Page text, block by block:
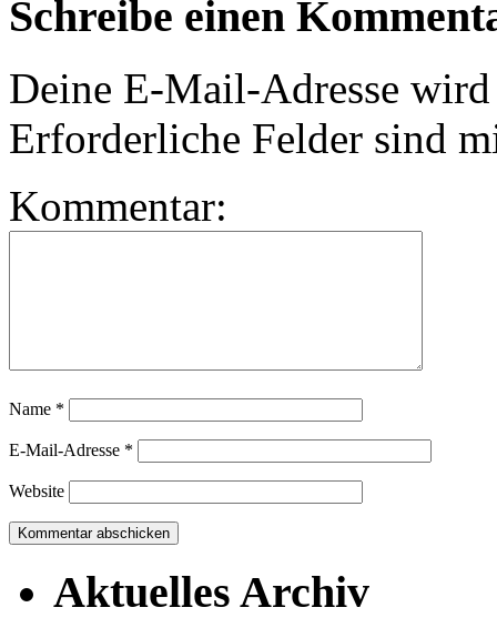
Schreibe einen
Deine E-Mail-Adresse
Erforderliche Felder sind
Kommentar:
Name *
E-Mail-Adresse *
Website
Aktuelles Archiv